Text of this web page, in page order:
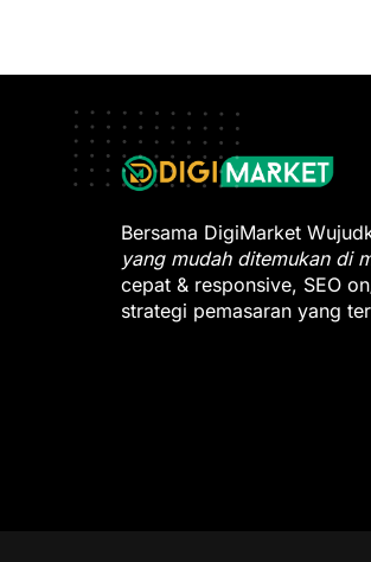
Bersama DigiMarket
yang mudah ditemukan di
cepat & responsive, SEO
strategi pemasaran yang